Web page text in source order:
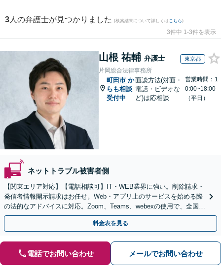
3 人の弁護士が見つかりました (検索結果について詳しくは こちら)
3件中 1-3件を表示
山根 祐輔 弁護士 東京都
片岡総合法律事務所
町田市 か
らも相談
受付中
面談方法(対面・
電話・ビデオな
ど)は応相談
営業時間：1
0:00~18:00
（平日）
ネットトラブル被害者側
【関東エリア対応】【電話相談可】IT・WEB業界に強い。削除請求・
発信者情報開示請求はお任せ。Web・アプリ上のサービスを始める際
の法的なアドバイスに対応。Zoom、Teams、webexの使用で、全国か
らのご相談にも対応【平日夜間面談可】
料金表を見る
電話でお問い合わせ メールでお問い合わせ